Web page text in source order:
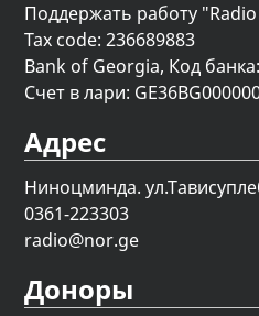
Поддержать работу "Radio
Tax code: 236689883
Bank of Georgia, Код
Счет в лари:
Адрес
Ниноцминда.
0361-223303
radio@nor.ge
Доноры